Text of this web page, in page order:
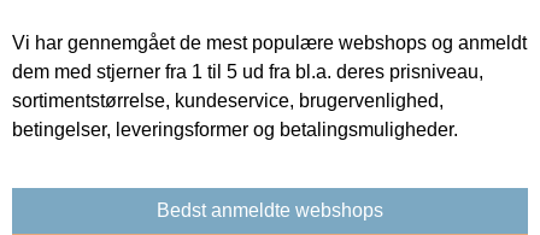
Vi har gennemgået de mest populære webshops og anmeldt
dem med stjerner fra 1 til 5 ud fra bl.a. deres prisniveau,
sortimentstørrelse, kundeservice, brugervenlighed,
betingelser, leveringsformer og betalingsmuligheder.
Bedst anmeldte webshops